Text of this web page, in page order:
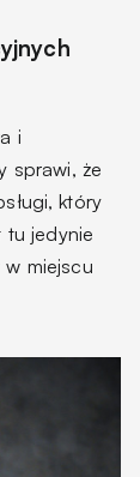
i
sprawi, że
który
tu jedynie
miejscu